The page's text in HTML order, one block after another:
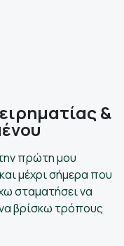
&
πρώτη μου
μέχρι σήμερα που
σταματήσει να
βρίσκω τρόπους